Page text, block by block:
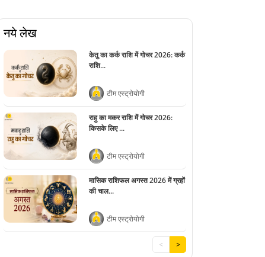
नये लेख
केतु का कर्क राशि में गोचर 2026: कर्क
राशि...
टीम एस्ट्रोयोगी
राहु का मकर राशि में गोचर 2026:
किसके लिए ...
टीम एस्ट्रोयोगी
मासिक राशिफल अगस्त 2026 में ग्रहों
की चाल...
टीम एस्ट्रोयोगी
< >